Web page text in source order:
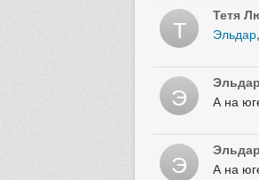
Т Тетя
Эльдар
Э Эльдар
А на
Э Эльдар
А на